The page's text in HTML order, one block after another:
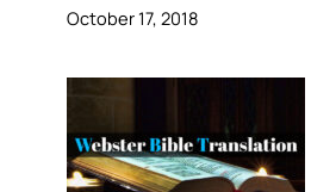
October 17, 2018